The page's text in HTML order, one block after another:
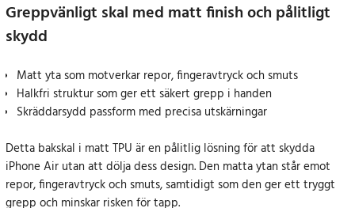
Greppvänligt skal med matt finish och pålitligt
skydd
Matt yta som motverkar repor, fingeravtryck och smuts
Halkfri struktur som ger ett säkert grepp i handen
Skräddarsydd passform med precisa utskärningar
Detta bakskal i matt TPU är en pålitlig lösning för att skydda
iPhone Air utan att dölja dess design. Den matta ytan står emot
repor, fingeravtryck och smuts, samtidigt som den ger ett tryggt
grepp och minskar risken för tapp.